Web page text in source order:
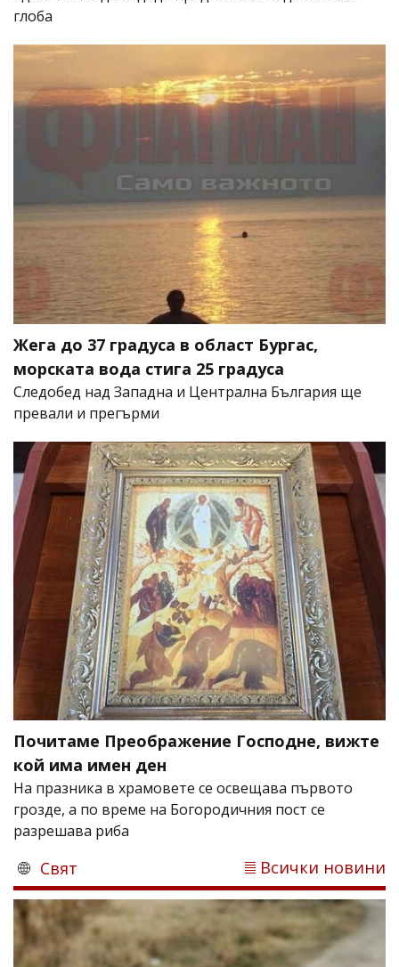
глоба
Жега до 37 градуса в област Бургас,
морската вода стига 25 градуса
Следобед над Западна и Централна България ще
превали и прегърми
Почитаме Преображение Господне, вижте
кой има имен ден
На празника в храмовете се освещава първото
грозде, а по време на Богородичния пост се
разрешава риба
Свят Всички новини